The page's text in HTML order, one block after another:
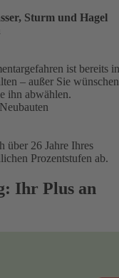
Sturm und Hagel
ist bereits in
– außer Sie wünschen
ihn abwählen.
über 26 Jahre Ihres
Prozentstufen ab.
Ihr Plus an